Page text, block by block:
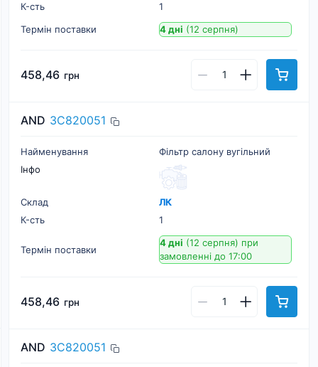
К-cть
1
Термін поставки
4 дні (12 серпня)
458,46 грн
AND 3C820051
Найменування
Фільтр салону вугільний
Інфо
Склад
ЛК
К-cть
1
Термін поставки
4 дні (12 серпня) при
замовленні до 17:00
458,46 грн
AND 3C820051